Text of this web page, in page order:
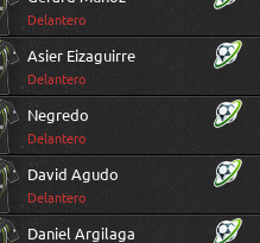
Delantero
Asier Eizaguirre
Delantero
Negredo
Delantero
David Agudo
Delantero
Daniel Argilaga